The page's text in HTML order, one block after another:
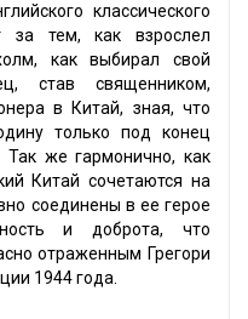
классического
за тем, как взрослел
как выбирал свой
став священником,
в Китай, зная, что
только под конец
же гармонично, как
Китай сочетаются на
соединены в ее герое
и доброта, что
отраженным Грегори
1944 года.